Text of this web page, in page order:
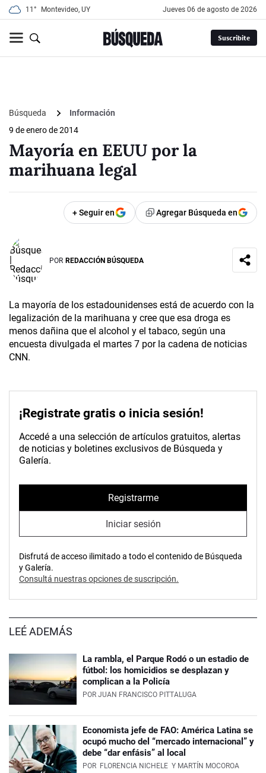
11° Montevideo, UY jueves 06 de agosto de 2026
Suscribite
Búsqueda
Información
9 de enero de 2014
Mayoría en EEUU por la
marihuana legal
+ Seguir en Agregar Búsqueda en
POR REDACCIÓN BÚSQUEDA
La mayoría de los estadounidenses está de acuerdo con la
legalización de la marihuana y cree que esa droga es
menos dañina que el alcohol y el tabaco, según una
encuesta divulgada el martes 7 por la cadena de noticias
CNN.
¡Registrate gratis o inicia sesión!
Accedé a una selección de artículos gratuitos, alertas
de noticias y boletines exclusivos de Búsqueda y
Galería.
Registrarme
Iniciar sesión
Disfrutá de acceso ilimitado a todo el contenido de Búsqueda
y Galería.
Consultá nuestras opciones de suscripción.
LEÉ ADEMÁS
La rambla, el Parque Rodó o un estadio de
fútbol: los homicidios se desplazan y
complican a la Policía
POR JUAN FRANCISCO PITTALUGA
Economista jefe de FAO: América Latina se
ocupó mucho del “mercado internacional” y
debe “dar enfásis” al local
POR FLORENCIA NICHELE Y MARTÍN MOCOROA